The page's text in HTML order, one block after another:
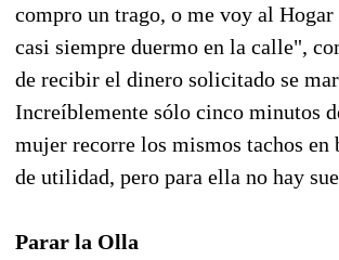
compro un trago, o me voy al
casi siempre duermo en la calle",
de recibir el dinero solicitado se
Increíblemente sólo cinco minutos
mujer recorre los mismos tachos en
de utilidad, pero para ella no hay
Parar la Olla